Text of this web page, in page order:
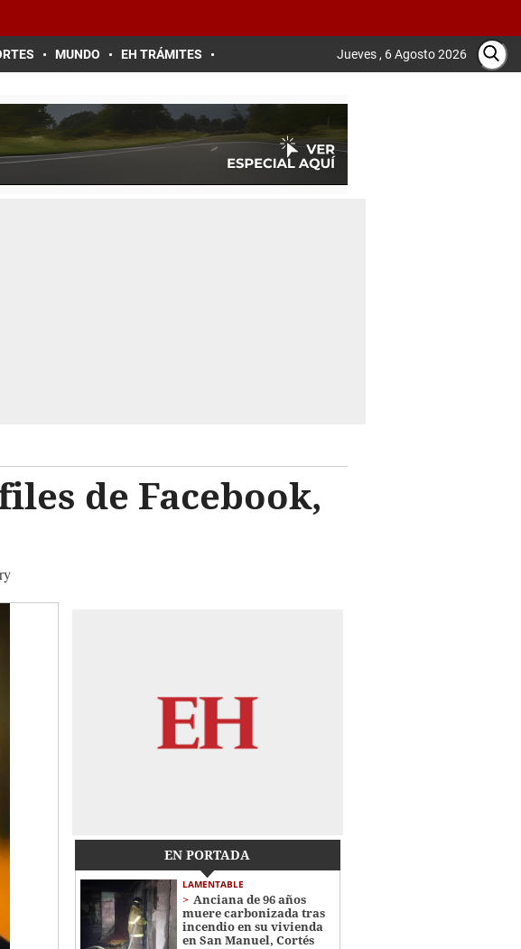
MUNDO EH TRÁMITES Jueves , 6 Agosto 2026
de Facebook,
EN PORTADA
LAMENTABLE
Anciana de 96 años
muere carbonizada tras
incendio en su vivienda
en San Manuel, Cortés